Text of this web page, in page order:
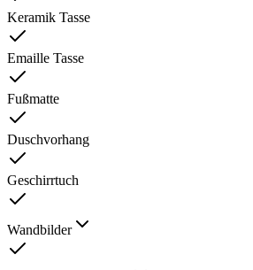
Keramik Tasse
Emaille Tasse
Fußmatte
Duschvorhang
Geschirrtuch
Wandbilder